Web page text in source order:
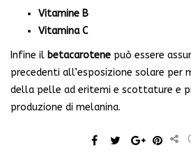
Vitamine B
Vitamina C
Infine il betacarotene può essere
precedenti all’esposizione solare per
della pelle ad eritemi e scottature e
produzione di melanina.